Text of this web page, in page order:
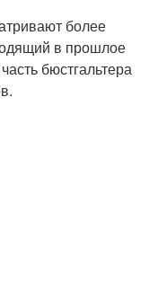
более
в прошлое
бюстгальтера